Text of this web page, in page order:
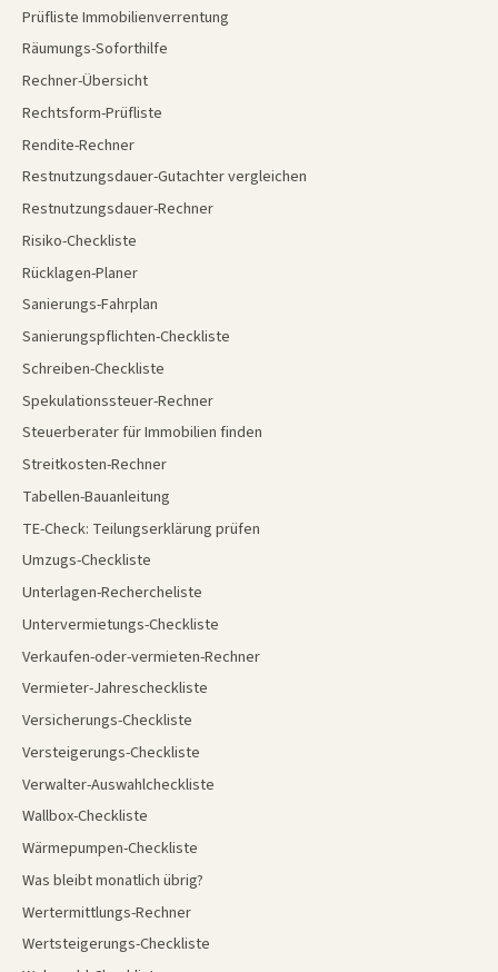
Prüfliste Immobilienverrentung
Räumungs-Soforthilfe
Rechner-Übersicht
Rechtsform-Prüfliste
Rendite-Rechner
Restnutzungsdauer-Gutachter vergleichen
Restnutzungsdauer-Rechner
Risiko-Checkliste
Rücklagen-Planer
Sanierungs-Fahrplan
Sanierungspflichten-Checkliste
Schreiben-Checkliste
Spekulationssteuer-Rechner
Steuerberater für Immobilien finden
Streitkosten-Rechner
Tabellen-Bauanleitung
TE-Check: Teilungserklärung prüfen
Umzugs-Checkliste
Unterlagen-Rechercheliste
Untervermietungs-Checkliste
Verkaufen-oder-vermieten-Rechner
Vermieter-Jahrescheckliste
Versicherungs-Checkliste
Versteigerungs-Checkliste
Verwalter-Auswahlcheckliste
Wallbox-Checkliste
Wärmepumpen-Checkliste
Was bleibt monatlich übrig?
Wertermittlungs-Rechner
Wertsteigerungs-Checkliste